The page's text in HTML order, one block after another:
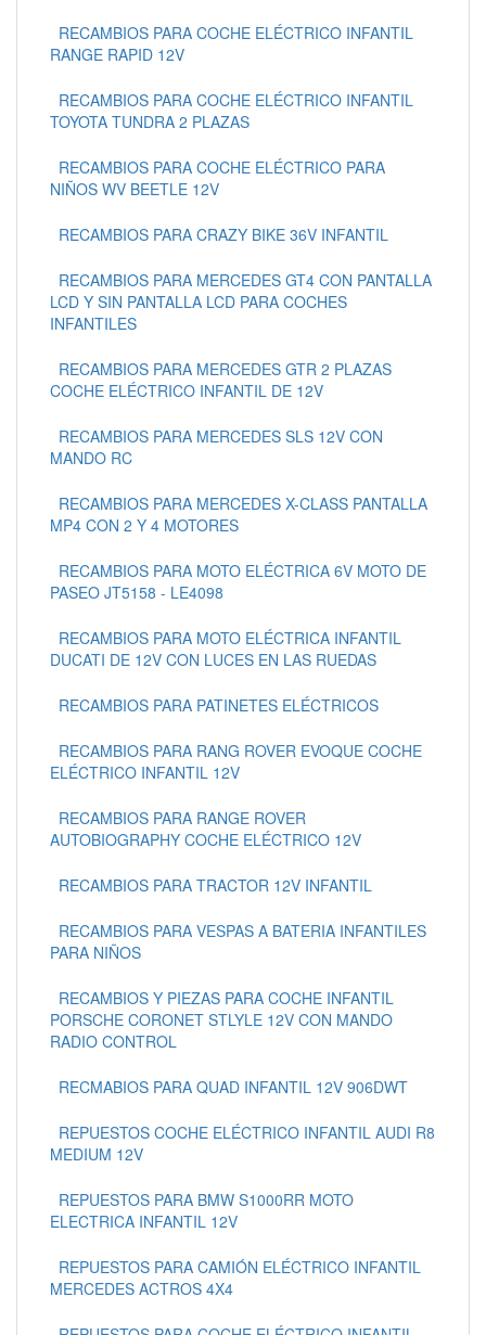
RECAMBIOS PARA COCHE ELÉCTRICO INFANTIL
RANGE RAPID 12V
RECAMBIOS PARA COCHE ELÉCTRICO INFANTIL
TOYOTA TUNDRA 2 PLAZAS
RECAMBIOS PARA COCHE ELÉCTRICO PARA
NIÑOS WV BEETLE 12V
RECAMBIOS PARA CRAZY BIKE 36V INFANTIL
RECAMBIOS PARA MERCEDES GT4 CON PANTALLA
LCD Y SIN PANTALLA LCD PARA COCHES
INFANTILES
RECAMBIOS PARA MERCEDES GTR 2 PLAZAS
COCHE ELÉCTRICO INFANTIL DE 12V
RECAMBIOS PARA MERCEDES SLS 12V CON
MANDO RC
RECAMBIOS PARA MERCEDES X-CLASS PANTALLA
MP4 CON 2 Y 4 MOTORES
RECAMBIOS PARA MOTO ELÉCTRICA 6V MOTO DE
PASEO JT5158 - LE4098
RECAMBIOS PARA MOTO ELÉCTRICA INFANTIL
DUCATI DE 12V CON LUCES EN LAS RUEDAS
RECAMBIOS PARA PATINETES ELÉCTRICOS
RECAMBIOS PARA RANG ROVER EVOQUE COCHE
ELÉCTRICO INFANTIL 12V
RECAMBIOS PARA RANGE ROVER
AUTOBIOGRAPHY COCHE ELÉCTRICO 12V
RECAMBIOS PARA TRACTOR 12V INFANTIL
RECAMBIOS PARA VESPAS A BATERIA INFANTILES
PARA NIÑOS
RECAMBIOS Y PIEZAS PARA COCHE INFANTIL
PORSCHE CORONET STLYLE 12V CON MANDO
RADIO CONTROL
RECMABIOS PARA QUAD INFANTIL 12V 906DWT
REPUESTOS COCHE ELÉCTRICO INFANTIL AUDI R8
MEDIUM 12V
REPUESTOS PARA BMW S1000RR MOTO
ELECTRICA INFANTIL 12V
REPUESTOS PARA CAMIÓN ELÉCTRICO INFANTIL
MERCEDES ACTROS 4X4